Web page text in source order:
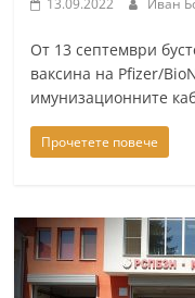
13.09.2022 Иван
От 13 септември
ваксина на Pfizer/
имунизационните
Прочетете повече